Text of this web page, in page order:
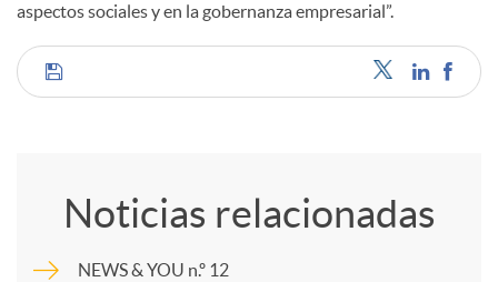
aspectos sociales y en la gobernanza empresarial”.
C
m
Noticias relacionadas
NEWS & YOU n.º 12